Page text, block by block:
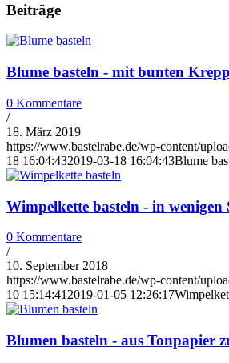
Beiträge
Blume basteln - mit bunten
0 Kommentare
/
18. März 2019
https://www.bastelrabe.de/wp-content/
18 16:04:432019-03-18 16:04:43Blume
Wimpelkette basteln - in
0 Kommentare
/
10. September 2018
https://www.bastelrabe.de/wp-content/
10 15:14:41 2019-01-05 12:26:17
Blumen basteln - aus Tonpapier